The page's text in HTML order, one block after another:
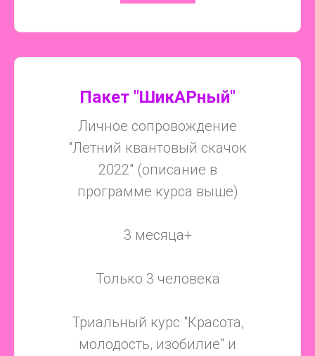
Пакет "ШикАРный"
Личное сопровождение
"Летний квантовый скачок
2022" (описание в
программе курса выше)
3 месяца+
Только 3 человека
Триальный курс "Красота,
молодость, изобилие" и